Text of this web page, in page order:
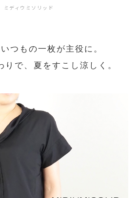
ミディウミソリッド
つもの一枚が主役に。
りで、夏をすこし涼しく。